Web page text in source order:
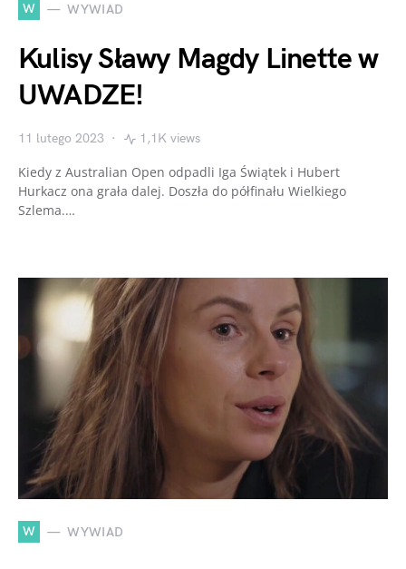
W WYWIAD
Kulisy Sławy Magdy Linette w
UWADZE!
11 lutego 2023 1,1K views
Kiedy z Australian Open odpadli Iga Świątek i Hubert
Hurkacz ona grała dalej. Doszła do półfinału Wielkiego
Szlema.…
W WYWIAD